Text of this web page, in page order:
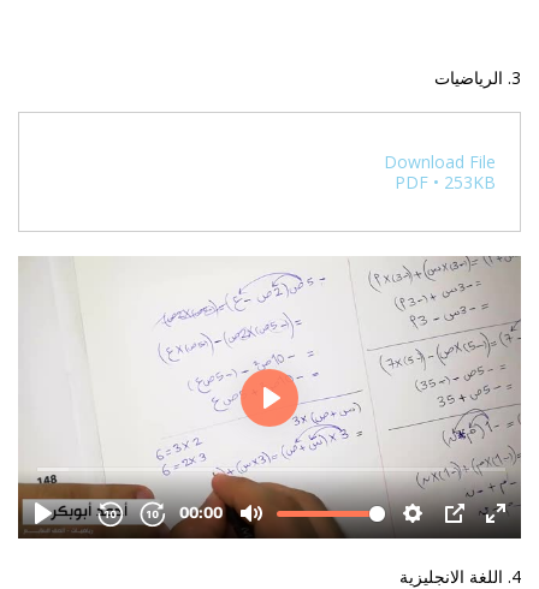
3. الرياضيات
Download File
PDF • 253KB
4. اللغة الانجليزية